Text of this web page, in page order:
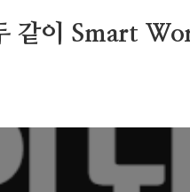
같이 Smart